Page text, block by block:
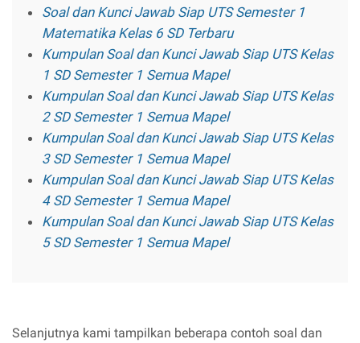
Soal dan Kunci Jawab Siap UTS Semester 1
Matematika Kelas 6 SD Terbaru
Kumpulan Soal dan Kunci Jawab Siap UTS Kelas
1 SD Semester 1 Semua Mapel
Kumpulan Soal dan Kunci Jawab Siap UTS Kelas
2 SD Semester 1 Semua Mapel
Kumpulan Soal dan Kunci Jawab Siap UTS Kelas
3 SD Semester 1 Semua Mapel
Kumpulan Soal dan Kunci Jawab Siap UTS Kelas
4 SD Semester 1 Semua Mapel
Kumpulan Soal dan Kunci Jawab Siap UTS Kelas
5 SD Semester 1 Semua Mapel
Selanjutnya kami tampilkan beberapa contoh soal dan